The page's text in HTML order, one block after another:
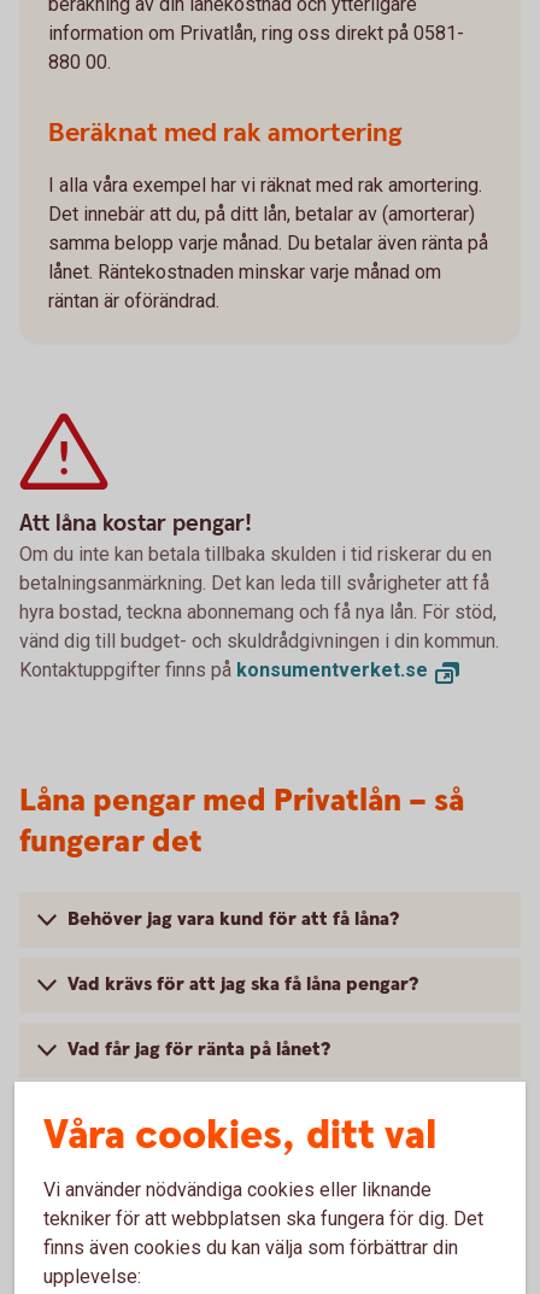
information om Privatlån, ring oss direkt på 0581-
880 00.
Beräknat med rak amortering
I alla våra exempel har vi räknat med rak amortering.
Det innebär att du, på ditt lån, betalar av (amorterar)
samma belopp varje månad. Du betalar även ränta på
lånet. Räntekostnaden minskar varje månad om
räntan är oförändrad.
Att låna kostar pengar!
Om du inte kan betala tillbaka skulden i tid riskerar du en
betalningsanmärkning. Det kan leda till svårigheter att få
hyra bostad, teckna abonnemang och få nya lån. För stöd,
vänd dig till budget- och skuldrådgivningen i din kommun.
Kontaktuppgifter finns på konsumentverket.se
Låna pengar med Privatlån – så
fungerar det
Behöver jag vara kund för att få låna?
Vad krävs för att jag ska få låna pengar?
Vad får jag för ränta på lånet?
När får jag mina pengar?
Kan jag höja mitt befintliga lån?
Våra cookies, ditt val
Vi använder nödvändiga cookies eller liknande
tekniker för att webbplatsen ska fungera för dig. Det
finns även cookies du kan välja som förbättrar din
upplevelse: